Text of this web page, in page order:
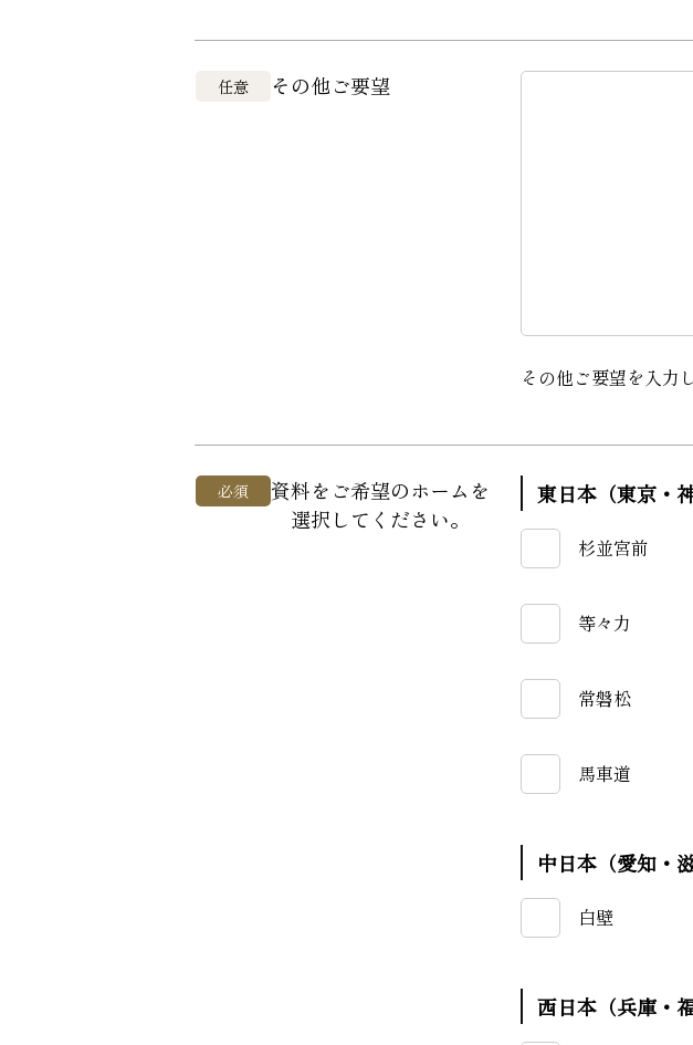
任意 その他ご要望
その他ご要望を入力
必須
資料をご希望のホームを
選択してください。
東日本（東京・
杉並宮前
等々力
常磐松
馬車道
中日本（愛知・
白壁
西日本（兵庫・福